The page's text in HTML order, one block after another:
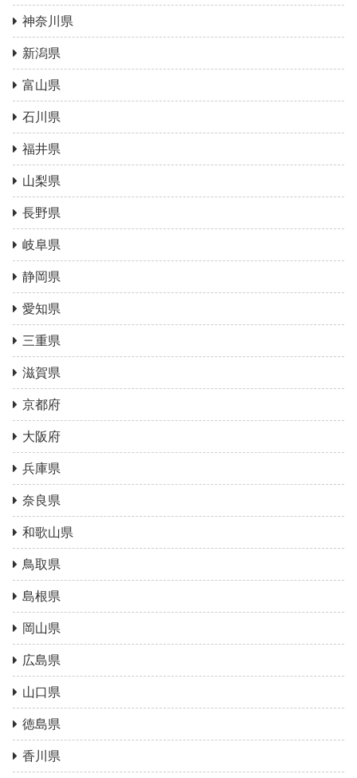
神奈川県
新潟県
富山県
石川県
福井県
山梨県
長野県
岐阜県
静岡県
愛知県
三重県
滋賀県
京都府
大阪府
兵庫県
奈良県
和歌山県
鳥取県
島根県
岡山県
広島県
山口県
徳島県
香川県